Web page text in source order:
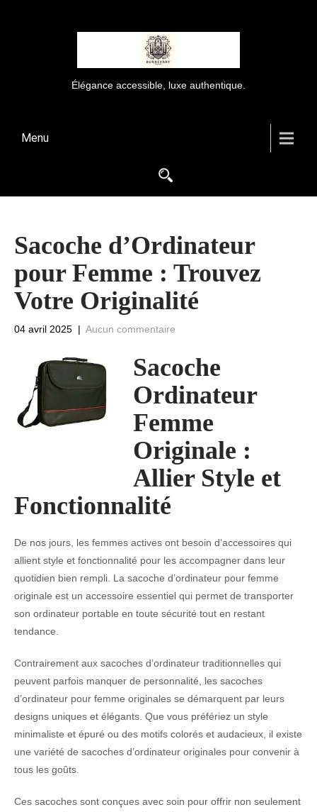
Élégance accessible, luxe authentique.
Menu
Sacoche d’Ordinateur
pour Femme : Trouvez
Votre Originalité
04 avril 2025 | Aucun commentaire
Sacoche
Ordinateur
Femme
Originale :
Allier Style et
Fonctionnalité
De nos jours, les femmes actives ont besoin d’accessoires qui
allient style et fonctionnalité pour les accompagner dans leur
quotidien bien rempli. La sacoche d’ordinateur pour femme
originale est un accessoire essentiel qui permet de transporter
son ordinateur portable en toute sécurité tout en restant
tendance.
Contrairement aux sacoches d’ordinateur traditionnelles qui
peuvent parfois manquer de personnalité, les sacoches
d’ordinateur pour femme originales se démarquent par leurs
designs uniques et élégants. Que vous préfériez un style
minimaliste et épuré ou des motifs colorés et audacieux, il existe
une variété de sacoches d’ordinateur originales pour convenir à
tous les goûts.
Ces sacoches sont conçues avec soin pour offrir non seulement